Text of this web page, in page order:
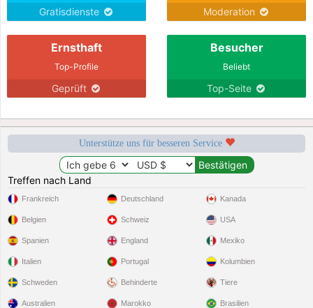
Gratisdienste Moderation
Ernsthaft
Top-Profile
Geprüft
Besucher
Beliebt
Top-Seite
Unterstütze uns für besseren Service
Treffen nach Land
Frankreich
Belgien
Spanien
Italien
Schweden
Deutschland
Schweiz
England
Portugal
Behinderte
Kanada
USA
Mexiko
Kolumbien
Tiere
Australien Marokko Brasilien